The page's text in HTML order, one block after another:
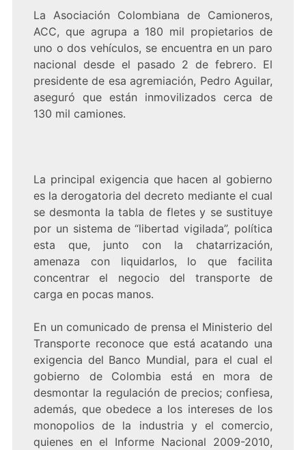
La Asociación Colombiana de Camioneros,
ACC, que agrupa a 180 mil propietarios de
uno o dos vehículos, se encuentra en un paro
nacional desde el pasado 2 de febrero. El
presidente de esa agremiación, Pedro Aguilar,
aseguró que están inmovilizados cerca de
130 mil camiones.
La principal exigencia que hacen al gobierno
es la derogatoria del decreto mediante el cual
se desmonta la tabla de fletes y se sustituye
por un sistema de “libertad vigilada”, política
esta que, junto con la chatarrización,
amenaza con liquidarlos, lo que facilita
concentrar el negocio del transporte de
carga en pocas manos.
En un comunicado de prensa el Ministerio del
Transporte reconoce que está acatando una
exigencia del Banco Mundial, para el cual el
gobierno de Colombia está en mora de
desmontar la regulación de precios; confiesa,
además, que obedece a los intereses de los
monopolios de la industria y el comercio,
quienes en el Informe Nacional 2009-2010,